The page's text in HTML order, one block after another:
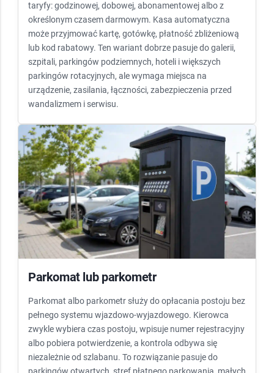
taryfy: godzinowej, dobowej, abonamentowej albo z
określonym czasem darmowym. Kasa automatyczna
może przyjmować kartę, gotówkę, płatność zbliżeniową
lub kod rabatowy. Ten wariant dobrze pasuje do galerii,
szpitali, parkingów podziemnych, hoteli i większych
parkingów rotacyjnych, ale wymaga miejsca na
urządzenie, zasilania, łączności, zabezpieczenia przed
wandalizmem i serwisu.
Parkomat lub parkometr
Parkomat albo parkometr służy do opłacania postoju bez
pełnego systemu wjazdowo-wyjazdowego. Kierowca
zwykle wybiera czas postoju, wpisuje numer rejestracyjny
albo pobiera potwierdzenie, a kontrola odbywa się
niezależnie od szlabanu. To rozwiązanie pasuje do
parkingów otwartych, stref płatnego parkowania, małych